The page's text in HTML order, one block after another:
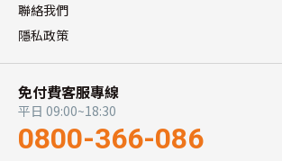
聯絡我們
隱私政策
免付費客服專線
平日 09:00~18:30
0800-366-086